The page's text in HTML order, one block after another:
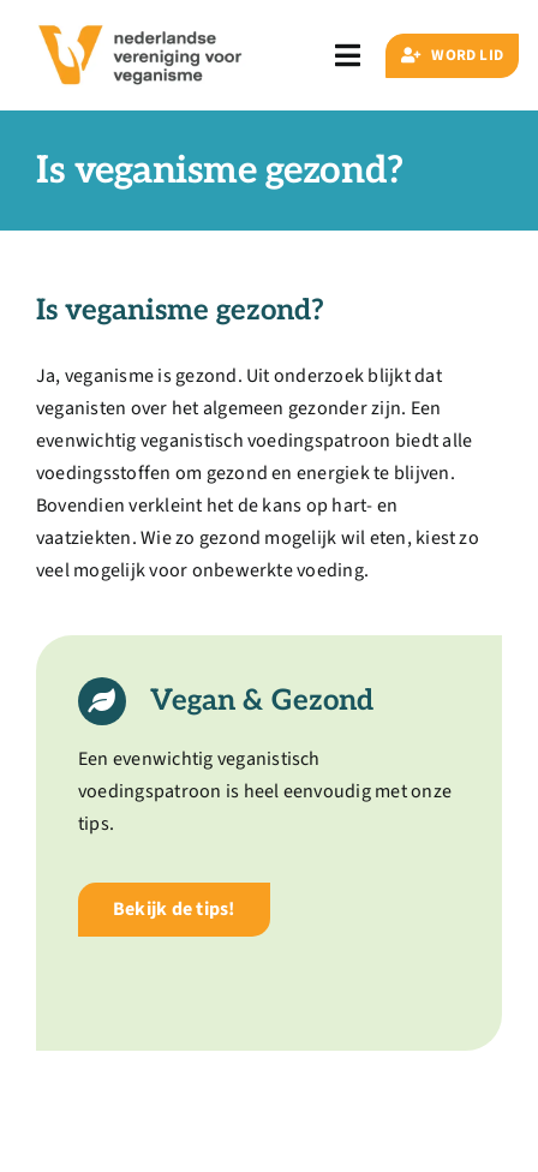
inhoud
Toggle
Navigation
naar:
Veganisme
Artikelen
Events
Doe ook mee
Over ons
Ondernemer
Contact
Doneren
WORD LID
Is veganisme gezond?
Is veganisme gezond?
Ja, veganisme is gezond. Uit onderzoek blijkt dat
veganisten over het algemeen gezonder zijn. Een
evenwichtig veganistisch voedingspatroon biedt alle
voedingsstoffen om gezond en energiek te blijven.
Bovendien verkleint het de kans op hart- en
vaatziekten. Wie zo gezond mogelijk wil eten, kiest zo
veel mogelijk voor onbewerkte voeding.
Vegan & Gezond
Een evenwichtig veganistisch
voedingspatroon is heel eenvoudig met onze
tips.
Bekijk de tips!